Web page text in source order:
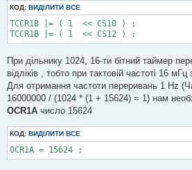
КОД: ВИДІЛИТИ ВСЕ
TCCR1B |= ( 1  << CS10 ) ;
TCCR1B |= ( 1  << CS12 ) ;
При дільнику 1024, 16-ти бітний таймер
відліків , тобто при тактовій частоті 16
Для отримання частоти переривань 1 Hz
16000000 / (1024 * (1 + 15624) = 1) нам
OCR1A число 15624
КОД: ВИДІЛИТИ ВСЕ
OCR1A = 15624 ;